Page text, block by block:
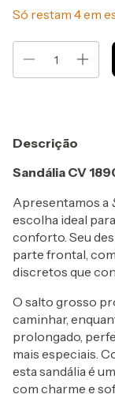
Só restam 4em
Descrição
Sandália CV
Apresentamos a
escolha ideal
conforto. Seu
parte frontal,
discretos que
O salto grosso
caminhar,
prolongado,
mais especiais.
esta sandália é
com charme e